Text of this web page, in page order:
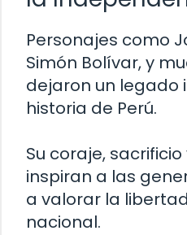
Personajes como
Simón Bolívar, y
dejaron un legado
historia de Perú.
Su coraje,
inspiran a las
a valorar la
nacional.